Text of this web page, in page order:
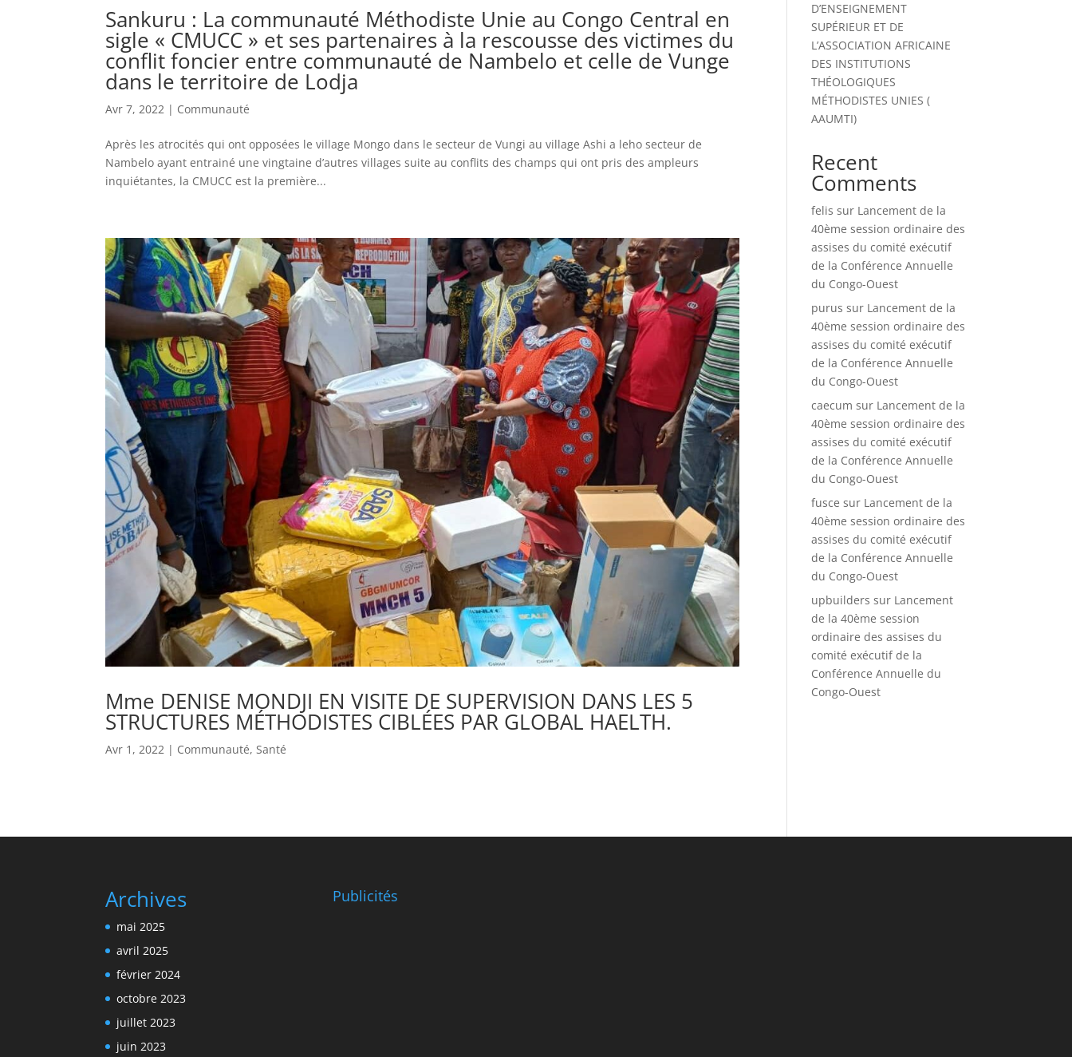
Sankuru : La communauté Méthodiste Unie au Congo Central en
sigle « CMUCC » et ses partenaires à la rescousse des victimes du
conflit foncier entre communauté de Nambelo et celle de Vunge
dans le territoire de Lodja
Avr 7, 2022 | Communauté
Après les atrocités qui ont opposées le village Mongo dans le secteur de Vungi au village Ashi a leho secteur de
Nambelo ayant entrainé une vingtaine d’autres villages suite au conflits des champs qui ont pris des ampleurs
inquiétantes, la CMUCC est la première...
Mme DENISE MONDJI EN VISITE DE SUPERVISION DANS LES 5
STRUCTURES MÉTHODISTES CIBLÉES PAR GLOBAL HAELTH.
Avr 1, 2022 | Communauté, Santé
D’ENSEIGNEMENT
SUPÉRIEUR ET DE
L’ASSOCIATION AFRICAINE
DES INSTITUTIONS
THÉOLOGIQUES
MÉTHODISTES UNIES (
AAUMTI)
Recent
Comments
felis sur Lancement de la
40ème session ordinaire des
assises du comité exécutif
de la Conférence Annuelle
du Congo-Ouest
purus sur Lancement de la
40ème session ordinaire des
assises du comité exécutif
de la Conférence Annuelle
du Congo-Ouest
caecum sur Lancement de la
40ème session ordinaire des
assises du comité exécutif
de la Conférence Annuelle
du Congo-Ouest
fusce sur Lancement de la
40ème session ordinaire des
assises du comité exécutif
de la Conférence Annuelle
du Congo-Ouest
upbuilders sur Lancement
de la 40ème session
ordinaire des assises du
comité exécutif de la
Conférence Annuelle du
Congo-Ouest
Archives
mai 2025
avril 2025
février 2024
octobre 2023
juillet 2023
juin 2023
Publicités